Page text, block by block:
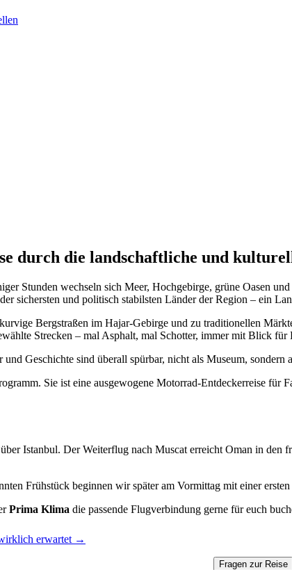
durch die landschaftliche und
Stunden wechseln sich Meer, Hochgebirge, grüne Oasen
sichersten und politisch stabilsten Länder der Region – ein
Bergstraßen im Hajar-Gebirge und zu traditionellen
Strecken – mal Asphalt, mal Schotter, immer mit Blick für
Geschichte sind überall spürbar, nicht als Museum, sondern
Sie ist eine ausgewogene Motorrad-Entdeckerreise
Istanbul. Der Weiterflug nach Muscat erreicht Oman in den
Frühstück beginnen wir später am Vormittag mit einer
Prima Klima die passende Flugverbindung gerne für euch
erwartet →
Fragen zur Reise